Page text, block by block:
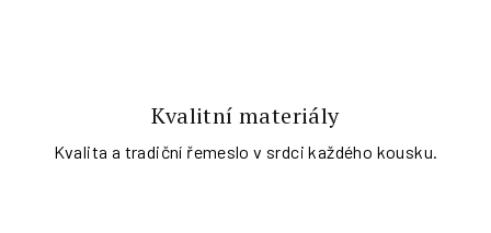
Kvalitní materiály
Kvalita a tradiční řemeslo v srdci každého kousku.